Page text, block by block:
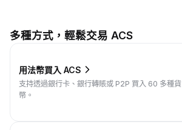
多種方式，輕鬆交易 ACS
用法幣買入 ACS
支持透過銀行卡、銀行轉賬或 P2P 買入 60 多種貨
幣。